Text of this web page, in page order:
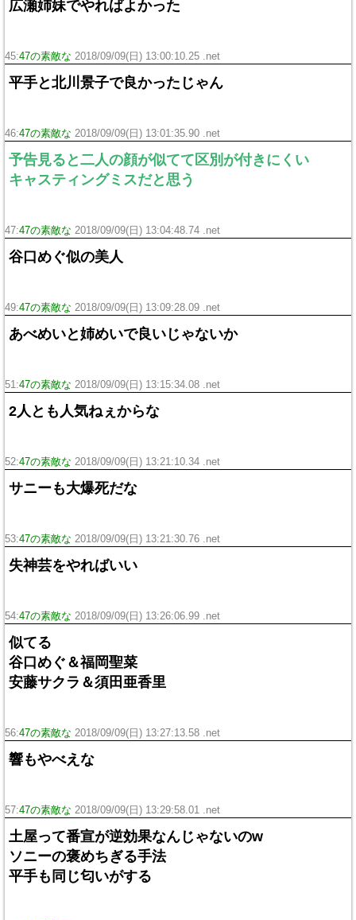
広瀬姉妹でやればよかった
45:47の素敵な 2018/09/09(日) 13:00:10.25 .net
平手と北川景子で良かったじゃん
46:47の素敵な 2018/09/09(日) 13:01:35.90 .net
予告見ると二人の顔が似てて区別が付きにくい
キャスティングミスだと思う
47:47の素敵な 2018/09/09(日) 13:04:48.74 .net
谷口めぐ似の美人
49:47の素敵な 2018/09/09(日) 13:09:28.09 .net
あべめいと姉めいで良いじゃないか
51:47の素敵な 2018/09/09(日) 13:15:34.08 .net
2人とも人気ねぇからな
52:47の素敵な 2018/09/09(日) 13:21:10.34 .net
サニーも大爆死だな
53:47の素敵な 2018/09/09(日) 13:21:30.76 .net
失神芸をやればいい
54:47の素敵な 2018/09/09(日) 13:26:06.99 .net
似てる
谷口めぐ＆福岡聖菜
安藤サクラ＆須田亜香里
56:47の素敵な 2018/09/09(日) 13:27:13.58 .net
響もやべえな
57:47の素敵な 2018/09/09(日) 13:29:58.01 .net
土屋って番宣が逆効果なんじゃないのw
ソニーの褒めちぎる手法
平手も同じ匂いがする